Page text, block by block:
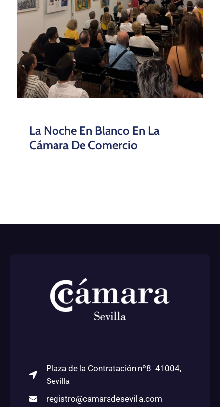
La Noche En Blanco En La
Cámara De Comercio
Plaza de la Contratación nº8 41004,
Sevilla
registro@camaradesevilla.com